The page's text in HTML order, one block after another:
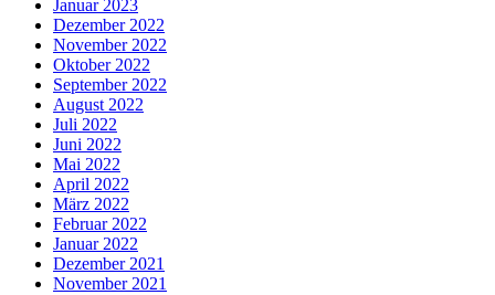
Januar 2023
Dezember 2022
November 2022
Oktober 2022
September 2022
August 2022
Juli 2022
Juni 2022
Mai 2022
April 2022
März 2022
Februar 2022
Januar 2022
Dezember 2021
November 2021